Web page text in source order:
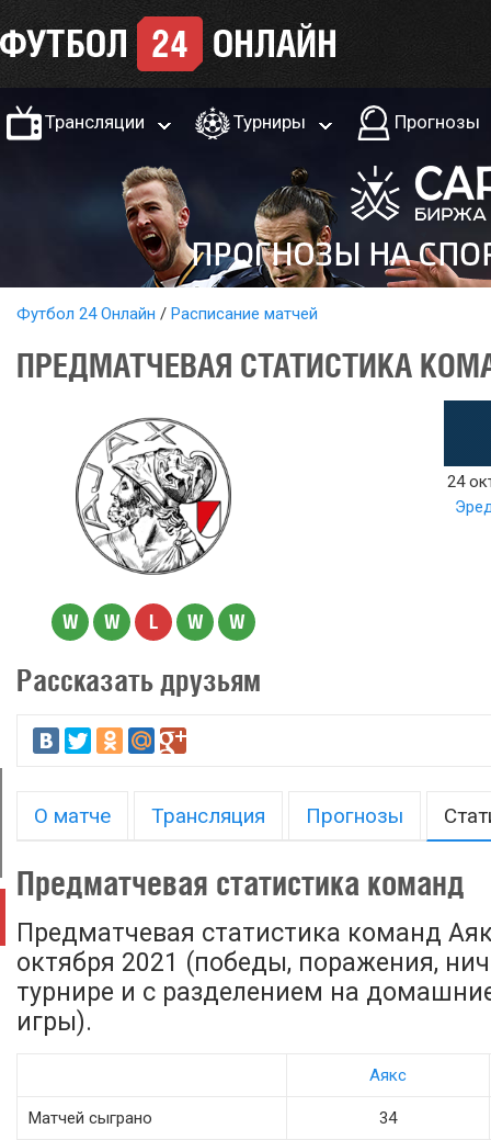
Трансляции Турниры Прогнозы
Футбол 24 Онлайн Расписание матчей
ПРЕДМАТЧЕВАЯ СТАТИСТИКА
W W L W W
24
Рассказать друзьям
О матче Трансляция Прогнозы
Предматчевая статистика команд
Предматчевая статистика команд
октября 2021 (победы, поражения,
турнире и с разделением на
игры).
Аякс
Матчей сыграно 34